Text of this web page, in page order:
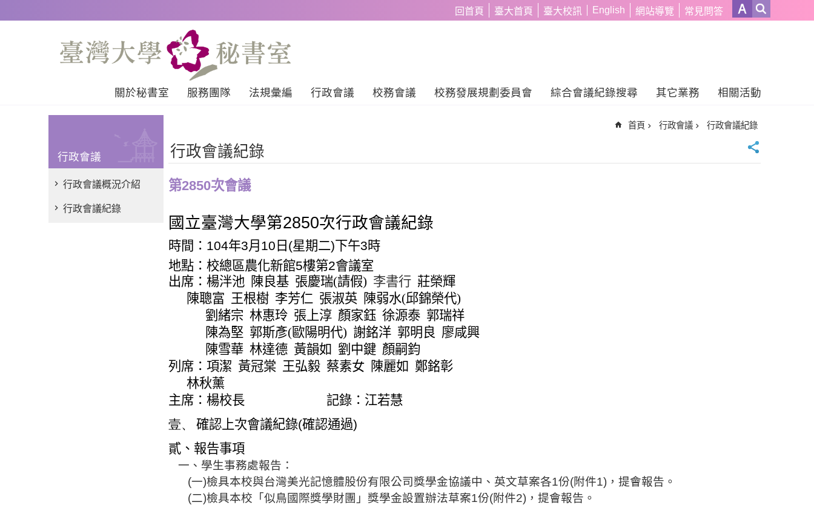
回首頁 臺大首頁 臺大校訊 English 網站導覽 常見問答
關於秘書室 服務團隊 法規彙編 行政會議 校務會議 校務發展規劃委員會 綜合會議紀錄搜尋 其它業務 相關活動
行政會議
行政會議概況介紹
行政會議紀錄
首頁 行政會議 行政會議紀錄
行政會議紀錄
第2850次會議
國立臺灣大學第2850次行政會議紀錄
時間： 104年3月 10 日 (星期二)下午3時
地點：校總區農化新館5樓第2會議室
出席：楊泮池 陳良基 張慶瑞(請假) 李書行 莊榮輝
陳聰富 王根樹 李芳仁 張淑英 陳弱水(邱錦榮代)
劉緒宗 林惠玲 張上淳 顏家鈺 徐源泰 郭瑞祥
陳為堅 郭斯彥(歐陽明代) 謝銘洋 郭明良 廖咸興
陳雪華 林達德 黃韻如 劉中鍵 顏嗣鈞
列席： 項潔 黃冠棠 王弘毅 蔡素女 陳麗如 鄭銘彰
林秋薰
主席：楊校長
記錄：江若慧
壹、
確認上次會議紀錄(確認通過)
貳、報告事項
一、學生事務處報告：
(一)檢具本校與台灣美光記憶體股份有限公司獎學金協議中、英文草案各1份(附件1) ，提會報告。
(二)檢具本校「 似鳥國際獎學財團」獎學金設置辦法草案1份(附件2) ，提會報告。